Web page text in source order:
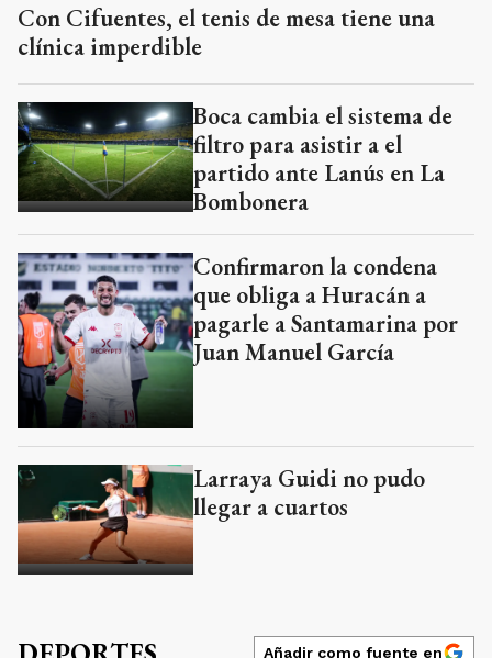
Con Cifuentes, el tenis de mesa tiene una
clínica imperdible
Boca cambia el sistema de
filtro para asistir a el
partido ante Lanús en La
Bombonera
Confirmaron la condena
que obliga a Huracán a
pagarle a Santamarina por
Juan Manuel García
Larraya Guidi no pudo
llegar a cuartos
Añadir como fuente en